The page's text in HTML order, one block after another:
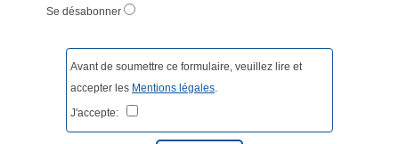
Se désabonner
Avant de soumettre ce formulaire, veuillez lire et
accepter les Mentions légales
J'accepte: